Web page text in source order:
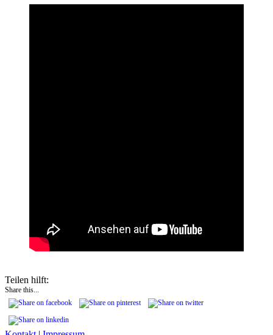
Teilen hilft:
Share this...